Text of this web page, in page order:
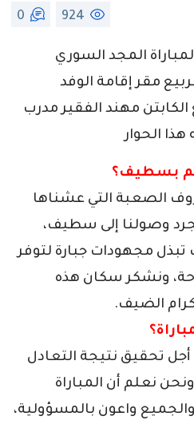
924
0
المجد السوري
مقر إقامة الوفد
مهند الفقير مدرب
الحوار
بسطيف؟
الصعبة التي عشناها
وصولنا إلى سطيف،
مجهودات جبارة لتوفر
ونشكر سكان هذه
الضيف.
أجل تحقيق نتيجة التعادل
نعلم أن المباراة
واعون بالمسؤولية،